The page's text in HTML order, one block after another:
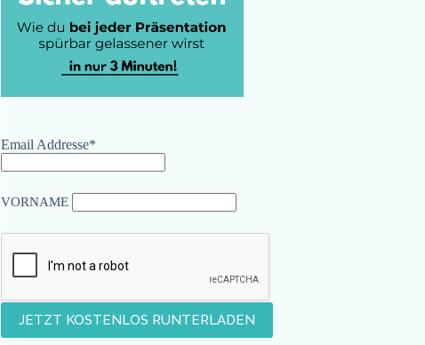
Email Addresse*
VORNAME